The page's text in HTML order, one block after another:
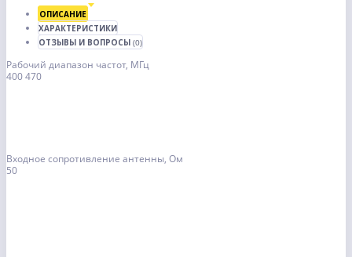
ОПИСАНИЕ
ХАРАКТЕРИСТИКИ
ОТЗЫВЫ И ВОПРОСЫ (0)
Рабочий диапазон частот, МГц
400 470
Входное сопротивление антенны, Ом
50